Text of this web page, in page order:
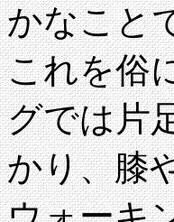
かなこと
これを俗
グでは片
かり、膝